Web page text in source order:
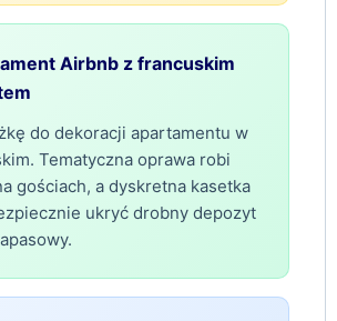
Airbnb z francuskim
do dekoracji apartamentu w
Tematyczna oprawa robi
gościach, a dyskretna kasetka
ukryć drobny depozyt